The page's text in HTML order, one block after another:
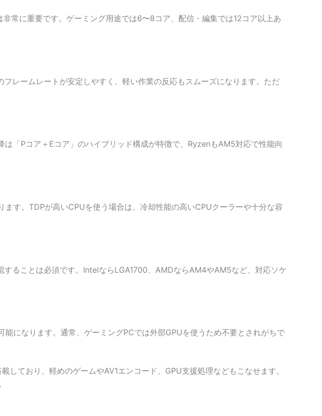
常に重要です。ゲーミング用途では6〜8コア、配信・編集では12コア以上あ
レームレートが安定しやすく、軽い作業の反応もスムーズになります。ただ
「Pコア＋Eコア」のハイブリッド構成が特徴で、RyzenもAM5対応で性能向
す。TDPが高いCPUを使う場合は、冷却性能の高いCPUクーラーや十分な容
ることは必須です。IntelならLGA1700、AMDならAM4やAM5など、対応ソケ
になります。通常、ゲーミングPCでは外部GPUを使うため不要とされがちで
載しており、軽めのゲームやAV1エンコード、GPU支援処理などもこなせます。